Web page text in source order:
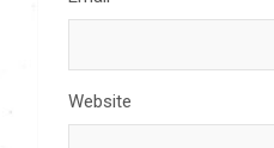
Website